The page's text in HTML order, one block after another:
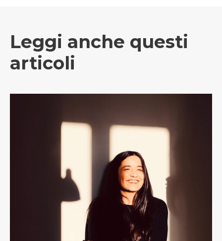
Leggi anche questi
articoli